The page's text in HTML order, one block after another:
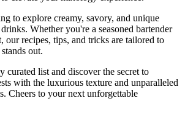
to explore creamy, savory, and unique
Whether you're a seasoned bartender
our recipes, tips, and tricks are tailored to
out.
curated list and discover the secret to
with the luxurious texture and unparalleled
Cheers to your next unforgettable